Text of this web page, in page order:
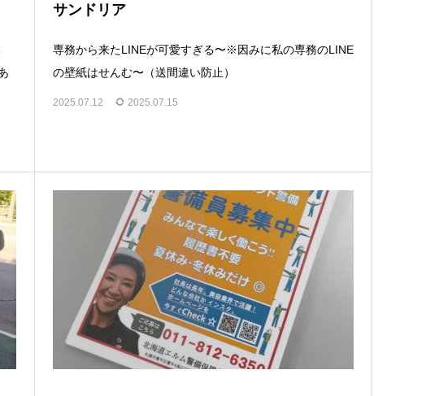
サンドリア
専務から来たLINEが可愛すぎる〜※因みに私の専務のLINE
の壁紙はせんむ〜（送間違い防止）
2025.07.12 2025.07.15